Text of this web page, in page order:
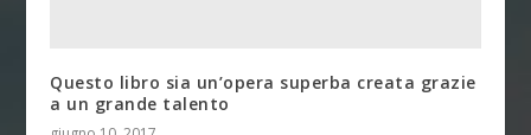
Questo libro sia un’opera superba creata grazie
a un grande talento